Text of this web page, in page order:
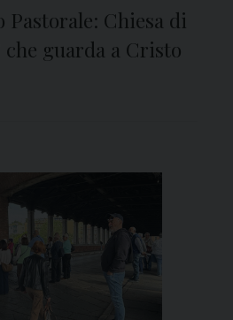
Pastorale: Chiesa di
che guarda a Cristo